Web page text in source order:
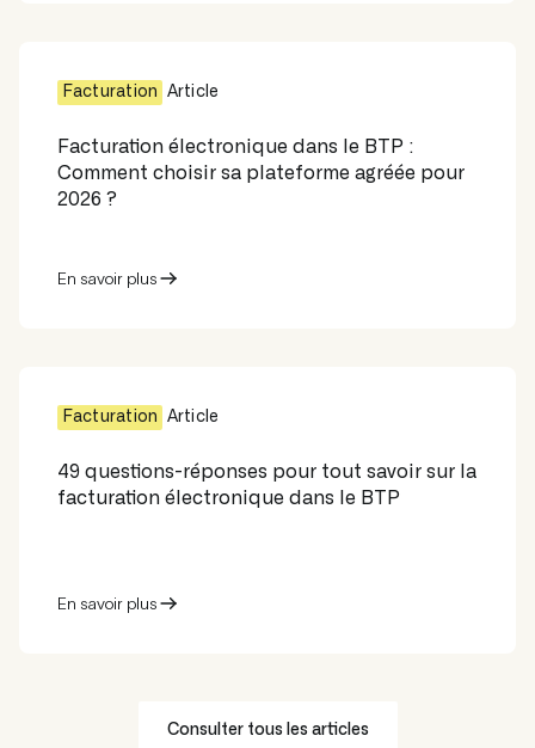
Facturation Article
Facturation électronique dans le BTP :
Comment choisir sa plateforme agréée pour
2026 ?
En savoir plus
Facturation Article
49 questions-réponses pour tout savoir sur la
facturation électronique dans le BTP
En savoir plus
Consulter tous les articles